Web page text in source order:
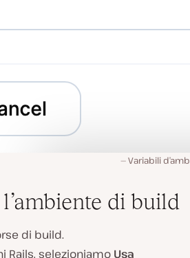
Variabili
di build
di build.
Rails, selezioniamo Usa